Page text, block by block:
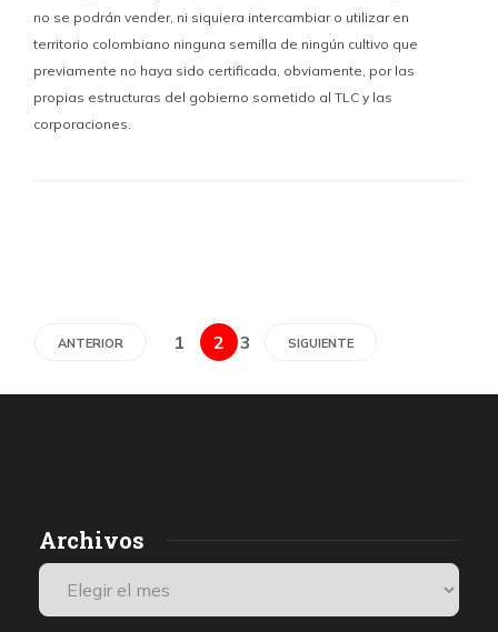
no se podrán vender, ni siquiera intercambiar o utilizar en
territorio colombiano ninguna semilla de ningún cultivo que
previamente no haya sido certificada, obviamente, por las
propias estructuras del gobierno sometido al TLC y las
corporaciones.
ANTERIOR 1 2 3 SIGUIENTE
Archivos